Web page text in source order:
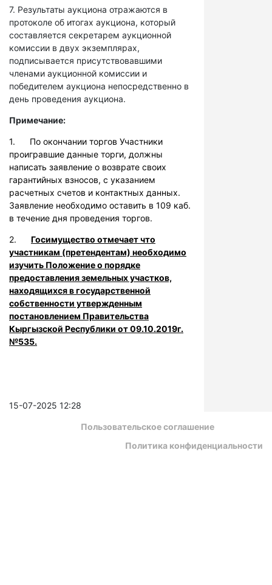
7. Результаты аукциона отражаются в
протоколе об итогах аукциона, который
составляется секретарем аукционной
комиссии в двух экземплярах,
подписывается присутствовавшими
членами аукционной комиссии и
победителем аукциона непосредственно в
день проведения аукциона.
Примечание:
1. По окончании торгов Участники
проигравшие данные торги, должны
написать заявление о возврате своих
гарантийных взносов, с указанием
расчетных счетов и контактных данных.
Заявление необходимо оставить в 109 каб.
в течение дня проведения торгов.
2. Госимущество отмечает что
участникам (претендентам) необходимо
изучить Положение о порядке
предоставления земельных участков,
находящихся в государственной
собственности утвержденным
постановлением Правительства
Кыргызской Республики от 09.10.2019г.
№535.
15-07-2025 12:28
Пользовательское соглашение
Политика конфиденциальности